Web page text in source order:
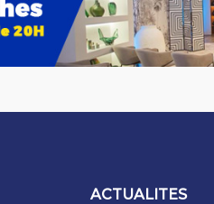
ACTUALITES